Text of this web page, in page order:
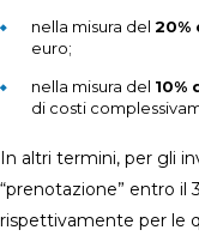
nella misura del 20%
euro;
nella misura del
di costi
In altri termini, per gli
“prenotazione” entro il
rispettivamente per le